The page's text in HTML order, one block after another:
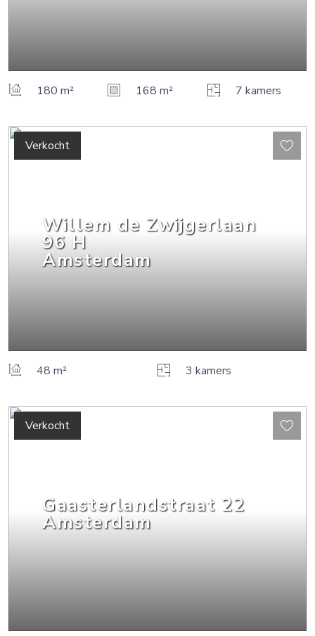
180 m² 168 m² 7 kamers
Verkocht
Willem de Zwijgerlaan
96 H
Amsterdam
48 m² 3 kamers
Verkocht
Gaasterlandstraat 22
Amsterdam